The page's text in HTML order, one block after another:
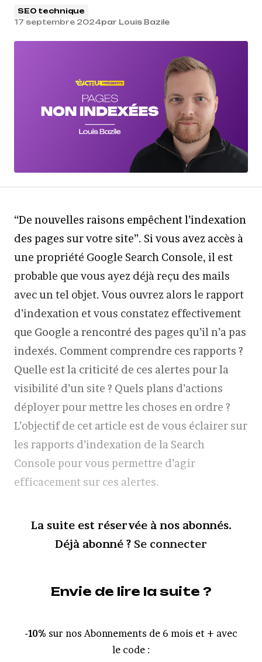
SEO technique
17 septembre 2024par Louis Bazile
“De nouvelles raisons empêchent l’indexation
des pages sur votre site”. Si vous avez accès à
une propriété Google Search Console, il est
probable que vous ayez déjà reçu des mails
avec un tel objet. Vous ouvrez alors le rapport
d’indexation et vous constatez effectivement
que Google a rencontré des pages qu’il n’a pas
indexés. Comment comprendre ces rapports ?
Quelle est la criticité de ces alertes pour la
visibilité d’un site ? Quels plans d’actions
déployer pour mettre les choses en ordre ?
L’objectif de cet article est de vous éclairer sur
les rapports d’indexation de la Search
Console pour vous permettre d’agir
efficacement sur ces alertes.
La suite est réservée à nos abonnés.
Déjà abonné ? Se connecter
Envie de lire la suite ?
-10% sur nos Abonnements de 6 mois et + avec
le code :